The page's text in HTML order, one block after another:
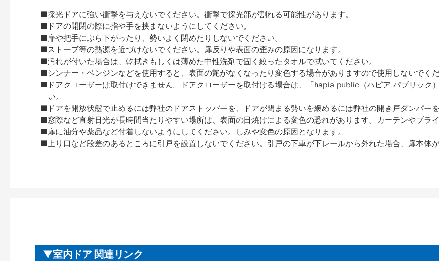
■採光ドアに強い衝撃を与えないでください。衝撃で採光部が割れる可能性があります。
■ドアの開閉の際に指や手を挟まないようにしてください。
■扉や把手にぶら下がったり、勢いよく閉めたりしないでください。
■ストーブ等の熱源を近づけないでください。扉反りや表面の歪みの原因になります。
■汚れが付いた場合は、乾拭きもしくは薄めた中性洗剤で固く絞ったタオルで拭いてください。
■シンナー・ベンジンなどを使用すると、表面の艶がなくなったり変色する場合がありますので使用しないでく
■ドアクローザーは取付けできません。ドアクローザーを取付ける場合は、「hapia public（ハピア パブリック
い。
■ドアを開放状態で止めるには弊社のドアストッパーを、ドアが閉まる勢いを緩めるには弊社の開き戸ダンパー
■窓際など直射日光が長時間当たりやすい場所は、表面の日焼けによる変色の恐れがあります。カーテンやブラ
■扉に油分や薬品など付着しないようにしてください。しみや変色の原因となります。
■上り口など段差のあるところに引戸を設置しないでください。引戸の下車が下レールから外れた場合、扉本体
室内ドア 関連リンク